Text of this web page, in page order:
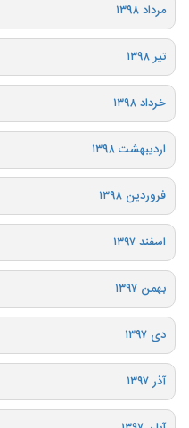
مرداد ۱۳۹۸
تیر ۱۳۹۸
خرداد ۱۳۹۸
اردیبهشت ۱۳۹۸
فروردین ۱۳۹۸
اسفند ۱۳۹۷
بهمن ۱۳۹۷
دی ۱۳۹۷
آذر ۱۳۹۷